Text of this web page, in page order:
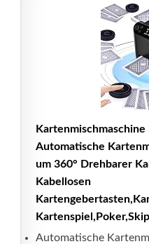
Automatische
um 360° Drehbarer
Kabellosen
Automatische